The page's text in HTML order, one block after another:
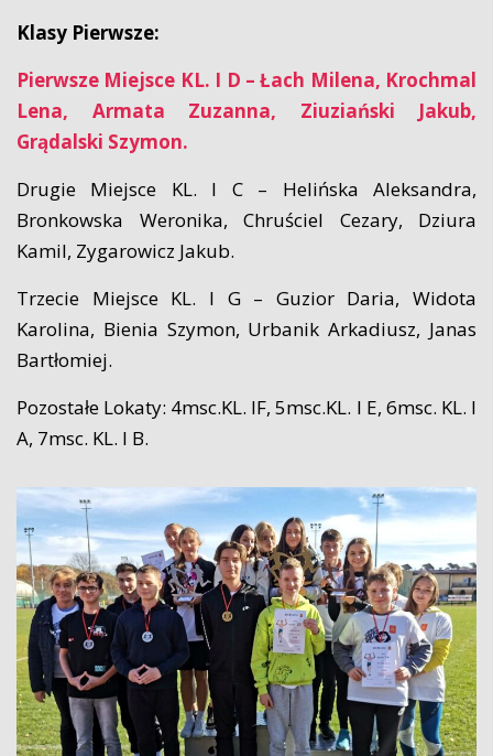
Klasy Pierwsze:
Pierwsze Miejsce KL. I D – Łach Milena, Krochmal
Lena, Armata Zuzanna, Ziuziański Jakub,
Grądalski Szymon.
Drugie Miejsce KL. I C – Helińska Aleksandra,
Bronkowska Weronika, Chruściel Cezary, Dziura
Kamil, Zygarowicz Jakub.
Trzecie Miejsce KL. I G – Guzior Daria, Widota
Karolina, Bienia Szymon, Urbanik Arkadiusz, Janas
Bartłomiej.
Pozostałe Lokaty: 4msc.KL. IF, 5msc.KL. I E, 6msc. KL. I
A, 7msc. KL. I B.